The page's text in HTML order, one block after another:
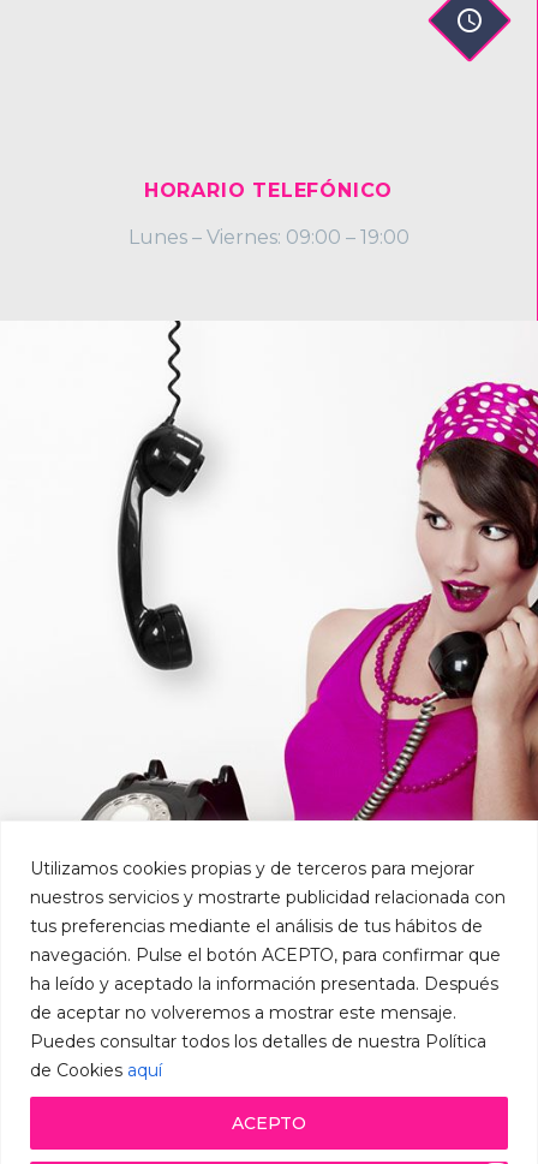
Utilizamos cookies propias y de terceros para mejorar
nuestros servicios y mostrarte publicidad relacionada con
tus preferencias mediante el análisis de tus hábitos de
navegación. Pulse el botón ACEPTO, para confirmar que
ha leído y aceptado la información presentada. Después
de aceptar no volveremos a mostrar este mensaje.
Puedes consultar todos los detalles de nuestra Política
de Cookies aquí
ACEPTO


HORARIO TELEFÓNICO
Lunes – Viernes: 09:00 – 19:00
Sistema Interno de Información